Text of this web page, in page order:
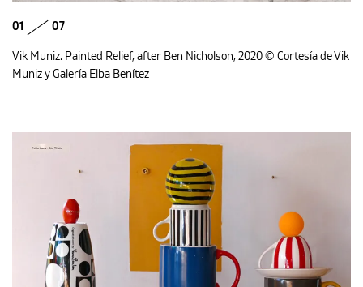
01 07
Vik Muniz. Painted Relief, after Ben Nicholson, 2020 © Cortesía de Vik
Muniz y Galería Elba Benítez